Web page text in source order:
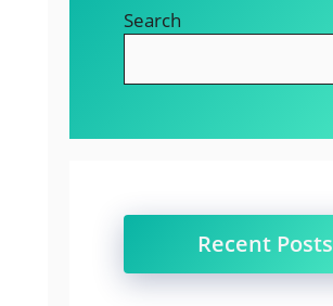
Search
Recent Posts